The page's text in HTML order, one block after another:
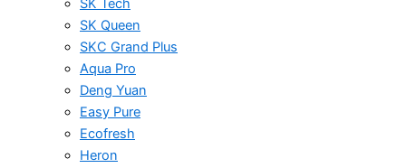
SK Tech
SK Queen
SKC Grand Plus
Aqua Pro
Deng Yuan
Easy Pure
Ecofresh
Heron